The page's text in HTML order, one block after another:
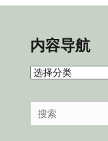
内容导航
内
导
航
Search
for: